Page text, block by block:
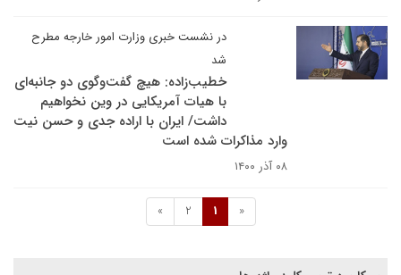
در نشست خبری وزارت امور خارجه مطرح
شد
خطیب‌زاده: هیچ گفت‌وگوی دو جانبه‌ای
با هیات آمریکایی در وین نخواهیم
داشت/ ایران با اراده جدی و حسن نیت
وارد مذاکرات شده است
۰۸ آذر ۱۴۰۰
«
1
2
»